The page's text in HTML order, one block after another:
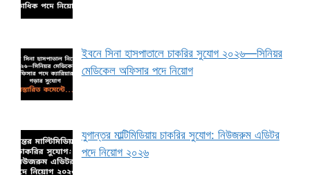
ইবনে সিনা হাসপাতালে চাকরির সুযোগ ২০২৬—সিনিয়র
মেডিকেল অফিসার পদে নিয়োগ
যুগান্তর মাল্টিমিডিয়ায় চাকরির সুযোগ: নিউজরুম এডিটর
পদে নিয়োগ ২০২৬